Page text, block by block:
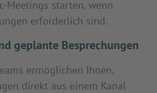
Meetings starten, wenn
erforderlich sind.
geplante Besprechungen
ermöglichen Ihnen,
direkt aus einem Kanal